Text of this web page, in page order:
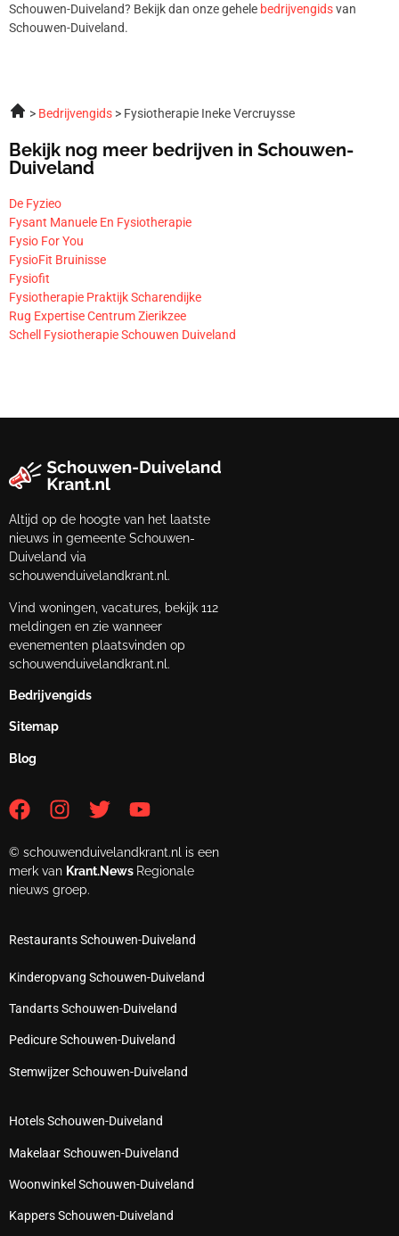
Schouwen-Duiveland? Bekijk dan onze gehele bedrijvengidsvan
Schouwen-Duiveland.
Bedrijvengids Fysiotherapie Ineke Vercruysse
Bekijk nog meer bedrijven in Schouwen-
Duiveland
De Fyzieo
Fysant Manuele En Fysiotherapie
Fysio For You
FysioFit Bruinisse
Fysiofit
Fysiotherapie Praktijk Scharendijke
Rug Expertise Centrum Zierikzee
Schell Fysiotherapie Schouwen Duiveland
Altijd op de hoogte van het laatste
nieuws in gemeente Schouwen-
Duiveland via
schouwenduivelandkrant.nl.
Vind woningen, vacatures, bekijk 112
meldingen en zie wanneer
evenementen plaatsvinden op
schouwenduivelandkrant.nl.
Bedrijvengids
Sitemap
Blog
© schouwenduivelandkrant.nl is een
merk van Krant.News Regionale
nieuws groep.
Restaurants Schouwen-Duiveland
Kinderopvang Schouwen-Duiveland
Tandarts Schouwen-Duiveland
Pedicure Schouwen-Duiveland
Stemwijzer Schouwen-Duiveland
Hotels Schouwen-Duiveland
Makelaar Schouwen-Duiveland
Woonwinkel Schouwen-Duiveland
Kappers Schouwen-Duiveland